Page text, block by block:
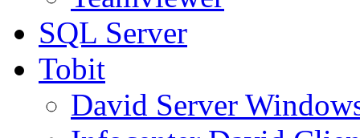
SQL Server
Tobit
David Server